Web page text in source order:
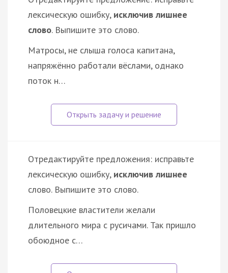
лексическую ошибку, исключив лишнее
слово. Выпишите это слово.
Матросы, не слыша голоса капитана,
напряжённо работали вёслами, однако
поток н…
Отредактируйте предложения: исправьте
лексическую ошибку, исключив лишнее
слово. Выпишите это слово.
Половецкие властители желали
длительного мира с русичами. Так пришло
обоюдное с…